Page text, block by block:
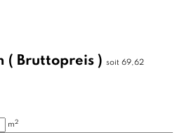
( Bruttopreis ) soit 69,62
m2